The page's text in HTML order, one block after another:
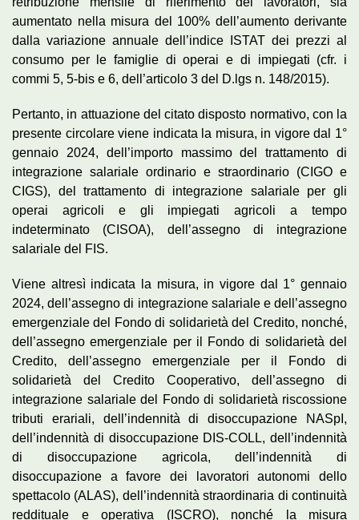
aumentato nella misura del 100% dell’aumento derivante
dalla variazione annuale dell’indice ISTAT dei prezzi al
consumo per le famiglie di operai e di impiegati (cfr. i
commi 5, 5-bis e 6, dell’articolo 3 del D.lgs n. 148/2015).
Pertanto, in attuazione del citato disposto normativo, con la
presente circolare viene indicata la misura, in vigore dal 1°
gennaio 2024, dell’importo massimo del trattamento di
integrazione salariale ordinario e straordinario (CIGO e
CIGS), del trattamento di integrazione salariale per gli
operai agricoli e gli impiegati agricoli a tempo
indeterminato (CISOA), dell’assegno di integrazione
salariale del FIS.
Viene altresì indicata la misura, in vigore dal 1° gennaio
2024, dell’assegno di integrazione salariale e dell’assegno
emergenziale del Fondo di solidarietà del Credito, nonché,
dell’assegno emergenziale per il Fondo di solidarietà del
Credito, dell’assegno emergenziale per il Fondo di
solidarietà del Credito Cooperativo, dell’assegno di
integrazione salariale del Fondo di solidarietà riscossione
tributi erariali, dell’indennità di disoccupazione NASpI,
dell’indennità di disoccupazione DIS-COLL, dell’indennità
di disoccupazione agricola, dell’indennità di
disoccupazione a favore dei lavoratori autonomi dello
spettacolo (ALAS), dell’indennità straordinaria di continuità
reddituale e operativa (ISCRO), nonché la misura